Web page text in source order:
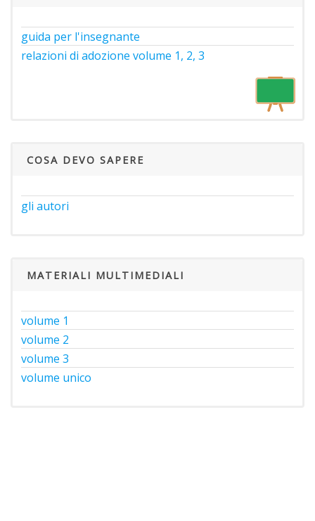
guida per l'insegnante
relazioni di adozione volume 1, 2, 3
COSA DEVO SAPERE
gli autori
MATERIALI MULTIMEDIALI
volume 1
volume 2
volume 3
volume unico